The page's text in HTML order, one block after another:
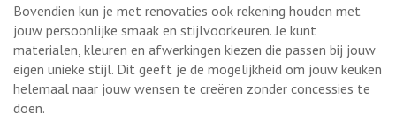
Bovendien kun je met renovaties ook rekening houden met
jouw persoonlijke smaak en stijlvoorkeuren. Je kunt
materialen, kleuren en afwerkingen kiezen die passen bij jouw
eigen unieke stijl. Dit geeft je de mogelijkheid om jouw keuken
helemaal naar jouw wensen te creëren zonder concessies te
doen.